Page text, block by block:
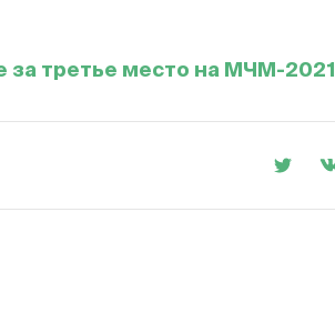
третье место на МЧМ-2021